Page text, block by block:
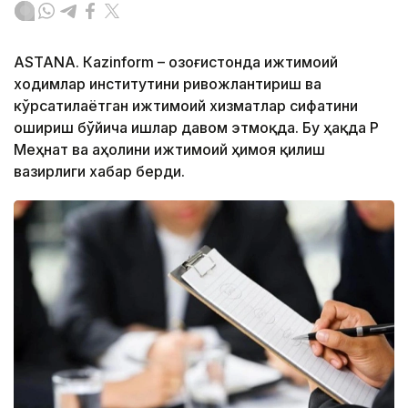
ASTANА. Кazinform – Қозоғистонда ижтимоий
ходимлар институтини ривожлантириш ва
кўрсатилаётган ижтимоий хизматлар сифатини
ошириш бўйича ишлар давом этмоқда. Бу ҳақда ҚР
Меҳнат ва аҳолини ижтимоий ҳимоя қилиш
вазирлиги хабар берди.